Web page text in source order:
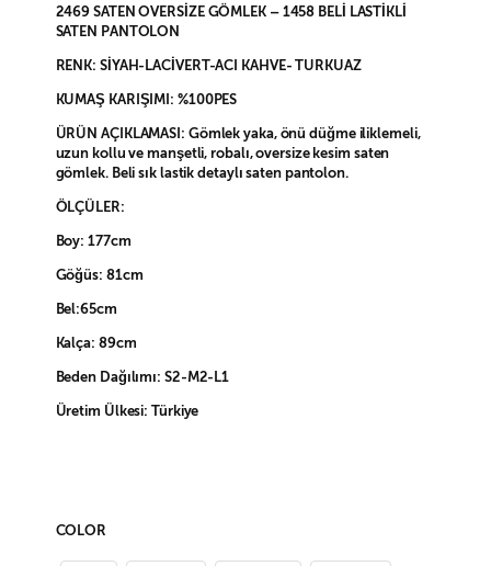
2469 SATEN OVERSİZE GÖMLEK – 1458 BELİ LASTİKLİ
SATEN PANTOLON
RENK: SİYAH-LACİVERT-ACI KAHVE- TURKUAZ
KUMAŞ KARIŞIMI: %100PES
ÜRÜN AÇIKLAMASI: Gömlek yaka, önü düğme iliklemeli,
uzun kollu ve manşetli, robalı, oversize kesim saten
gömlek. Beli sık lastik detaylı saten pantolon.
ÖLÇÜLER:
Boy: 177cm
Göğüs: 81cm
Bel:65cm
Kalça: 89cm
Beden Dağılımı: S2-M2-L1
Üretim Ülkesi: Türkiye
COLOR